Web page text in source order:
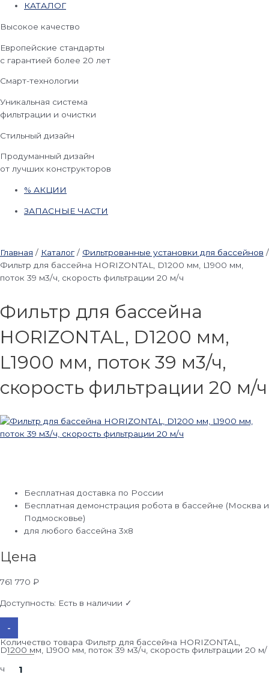
КАТАЛОГ
Высокое качество
Европейские стандарты
с гарантией более 20 лет
Смарт-технологии
Уникальная система
фильтрации и очистки
Стильный дизайн
Продуманный дизайн
от лучших конструкторов
% АКЦИИ
ЗАПАСНЫЕ ЧАСТИ
Главная / Каталог / Фильтрованные установки для бассейнов /
Фильтр для бассейна HORIZONTAL, D1200 мм, L1900 мм,
поток 39 м3/ч, скорость фильтрации 20 м/ч
Фильтр для бассейна
HORIZONTAL, D1200 мм,
L1900 мм, поток 39 м3/ч,
скорость фильтрации 20 м/ч
Бесплатная доставка по России
Бесплатная демонстрация робота в бассейне (Москва и
Подмосковье)
для любого бассейна 3х8
Цена
761 770 ₽
Доступность: Есть в наличии ✓
-
Количество товара Фильтр для бассейна HORIZONTAL,
D1200 мм, L1900 мм, поток 39 м3/ч, скорость фильтрации 20 м/
ч